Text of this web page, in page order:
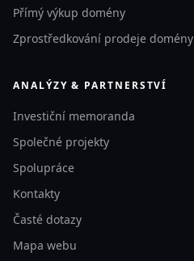
Přímý výkup domény
Zprostředkování prodeje domény
ANALÝZY & PARTNERSTVÍ
Investiční memoranda
Společné projekty
Spolupráce
Kontakty
Časté dotazy
Mapa webu